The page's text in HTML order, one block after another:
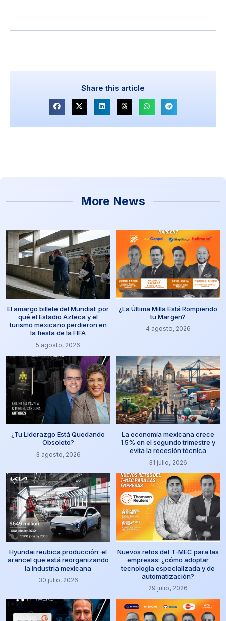
Share this article
More News
El amargo billete del Mundial: por
qué el Estadio Azteca y el
turismo mexicano perdieron en
la fiesta de la FIFA
5 agosto, 2026
¿La Última Milla Está Rompiendo
tu Margen?
4 agosto, 2026
¿Tu Liderazgo Está Quedando
Obsoleto?
3 agosto, 2026
La economía mexicana crece
1.5% en el segundo trimestre y
evita la recesión técnica
31 julio, 2026
Hyundai reubica producción: el
arancel que está reorganizando
la industria mexicana
30 julio, 2026
Nuevos retos del T-MEC para las
empresas: ¿cómo adoptar
tecnología especializada y de
automatización?
29 julio, 2026